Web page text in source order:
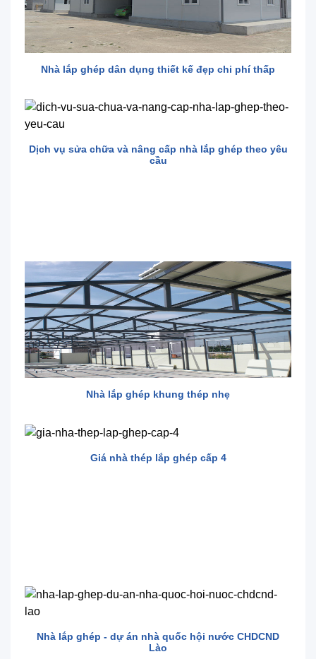
Nhà lắp ghép dân dụng thiết kế đẹp chi phí thấp
Dịch vụ sửa chữa và nâng cấp nhà lắp ghép theo yêu
cầu
Nhà lắp ghép khung thép nhẹ
Giá nhà thép lắp ghép cấp 4
Nhà lắp ghép - dự án nhà quốc hội nước CHDCND
Lào